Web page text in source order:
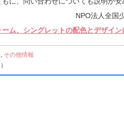
NPO法人全国
ム、シングレットの配色とデザイ
, その他情報